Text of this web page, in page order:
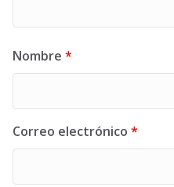
Nombre *
Correo electrónico *